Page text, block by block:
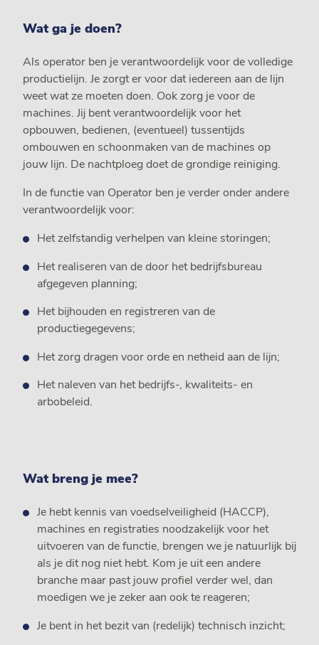
Wat ga je doen?
Als operator ben je verantwoordelijk voor de volledige
productielijn. Je zorgt er voor dat iedereen aan de lijn
weet wat ze moeten doen. Ook zorg je voor de
machines. Jij bent verantwoordelijk voor het
opbouwen, bedienen, (eventueel) tussentijds
ombouwen en schoonmaken van de machines op
jouw lijn. De nachtploeg doet de grondige reiniging.
In de functie van Operator ben je verder onder andere
verantwoordelijk voor:
Het zelfstandig verhelpen van kleine storingen;
Het realiseren van de door het bedrijfsbureau
afgegeven planning;
Het bijhouden en registreren van de
productiegegevens;
Het zorg dragen voor orde en netheid aan de lijn;
Het naleven van het bedrijfs-, kwaliteits- en
arbobeleid.
Wat breng je mee?
Je hebt kennis van voedselveiligheid (HACCP),
machines en registraties noodzakelijk voor het
uitvoeren van de functie, brengen we je natuurlijk bij
als je dit nog niet hebt. Kom je uit een andere
branche maar past jouw profiel verder wel, dan
moedigen we je zeker aan ook te reageren;
Je bent in het bezit van (redelijk) technisch inzicht;